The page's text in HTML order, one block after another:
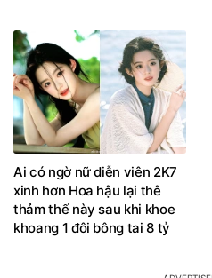
Ai có ngờ nữ diễn viên 2K7
xinh hơn Hoa hậu lại thê
thảm thế này sau khi khoe
khoang 1 đôi bông tai 8 tỷ